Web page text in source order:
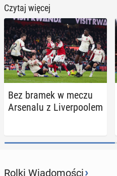
Czytaj więcej
Bez bramek w meczu
Ar­se­na­lu z Li­ver­po­olem
Rolki Wiadomości›